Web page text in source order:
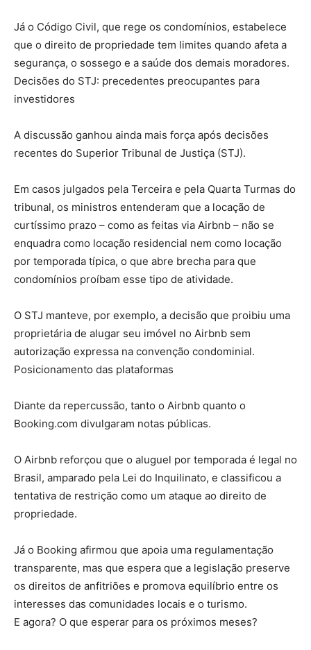
Já o Código Civil, que rege os condomínios, estabelece
que o direito de propriedade tem limites quando afeta a
segurança, o sossego e a saúde dos demais moradores.
Decisões do STJ: precedentes preocupantes para
investidores
A discussão ganhou ainda mais força após decisões
recentes do Superior Tribunal de Justiça (STJ).
Em casos julgados pela Terceira e pela Quarta Turmas do
tribunal, os ministros entenderam que a locação de
curtíssimo prazo – como as feitas via Airbnb – não se
enquadra como locação residencial nem como locação
por temporada típica, o que abre brecha para que
condomínios proíbam esse tipo de atividade.
O STJ manteve, por exemplo, a decisão que proibiu uma
proprietária de alugar seu imóvel no Airbnb sem
autorização expressa na convenção condominial.
Posicionamento das plataformas
Diante da repercussão, tanto o Airbnb quanto o
Booking.com divulgaram notas públicas.
O Airbnb reforçou que o aluguel por temporada é legal no
Brasil, amparado pela Lei do Inquilinato, e classificou a
tentativa de restrição como um ataque ao direito de
propriedade.
Já o Booking afirmou que apoia uma regulamentação
transparente, mas que espera que a legislação preserve
os direitos de anfitriões e promova equilíbrio entre os
interesses das comunidades locais e o turismo.
E agora? O que esperar para os próximos meses?